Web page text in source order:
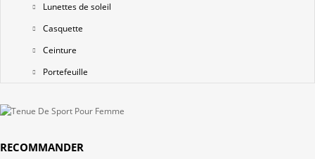
Lunettes de soleil
Casquette
Ceinture
Portefeuille
RECOMMANDER